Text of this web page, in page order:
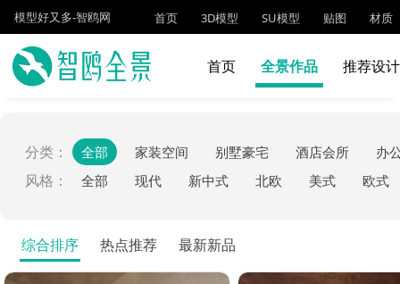
模型好又多-智鸥网 首页 3D模型 SU模型 贴图 材质
首页 全景作品 推荐设
分类： 全部 家装空间 别墅豪宅 酒店会所 办
风格： 全部 现代 新中式 北欧 美式 欧式
综合排序 热点推荐 最新新品